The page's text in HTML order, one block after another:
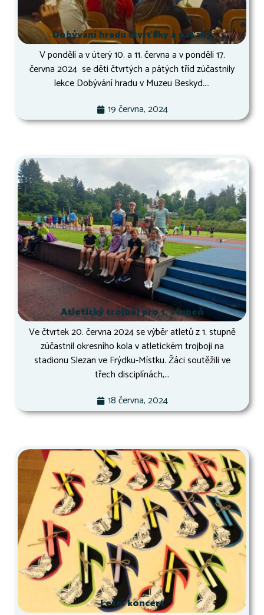
Dobývání hradu čtvrťáky a páťáky
V pondělí a v úterý 10. a 11. června a v pondělí 17.
června 2024 se děti čtvrtých a pátých tříd zúčastnily
lekce Dobývání hradu v Muzeu Beskyd....
19 června, 2024
Atletický trojboj pro 1. stupeň
Ve čtvrtek 20. června 2024 se výběr atletů z 1. stupně
zúčastnil okresního kola v atletickém trojboji na
stadionu Slezan ve Frýdku-Místku. Žáci soutěžili ve
třech disciplínách,...
18 června, 2024
Letní koncert